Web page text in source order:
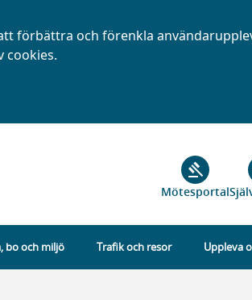
förbättra och förenkla
cookies.
gavel
Mötesportal
bo och miljö Trafik och resor Uppleva